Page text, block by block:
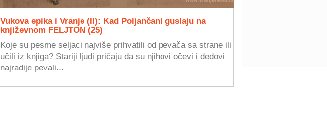
Vukova epika i Vranje (II): Kad Poljančani guslaju na
književnom FELJTON (25)
Koje su pesme seljaci najviše prihvatili od pevača sa strane ili
učili iz knjiga? Stariji ljudi pričaju da su njihovi očevi i dedovi
najradije pevali...